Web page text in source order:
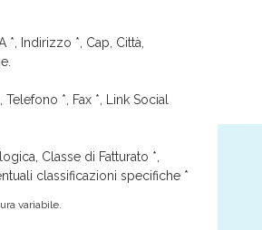
*, Indirizzo *, Cap, Città,
*, Fax *, Link Social
Classe di Fatturato *,
classificazioni specifiche *
variabile.